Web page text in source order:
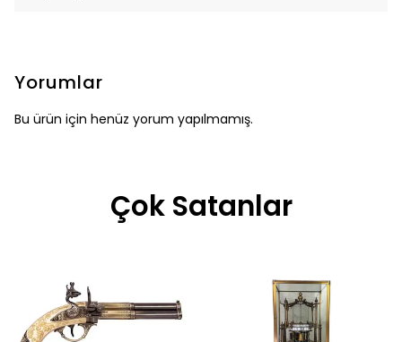
Yorumlar
Bu ürün için henüz yorum yapılmamış.
Çok Satanlar